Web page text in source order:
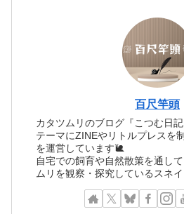
百尺竿頭
カタツムリのブログ『こつむ日
テーマにZINEやリトルプレスを
を運営しています🐌
自宅での飼育や自然散策を通し
ムリを観察・探究しているスネ